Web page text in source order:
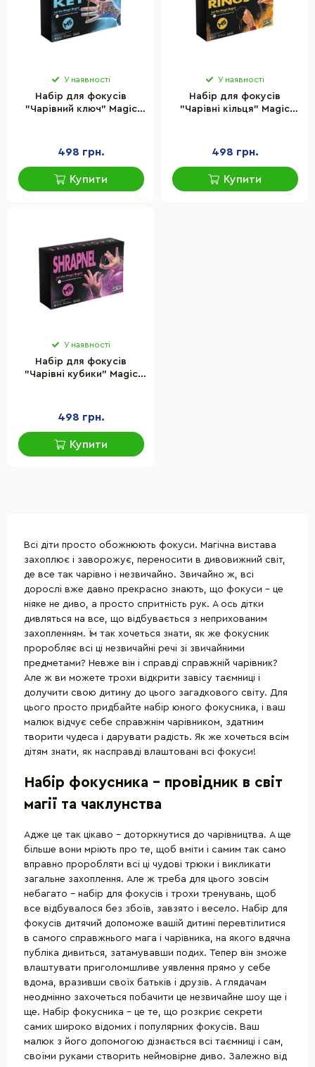
У наявності
Набір для фокусів
"Чарівний ключ" Magic
498 грн.
Купити
У наявності
Набір для фокусів
"Чарівні кільця" Magic
498 грн.
Купити
У наявності
Набір для фокусів
"Чарівні кубики" Magic
498 грн.
Купити
Всі діти просто обожнюють фокуси. Магічна вистава
захоплює і заворожує, переносити в дивовижний світ,
де все так чарівно і незвичайно. Звичайно ж, всі
дорослі вже давно прекрасно знають, що фокуси - це
ніяке не диво, а просто спритність рук. А ось дітки
дивляться на все, що відбувається з неприхованим
захопленням. Їм так хочеться знати, як же фокусник
проробляє всі ці незвичайні речі зі звичайними
предметами? Невже він і справді справжній чарівник?
Але ж ви можете трохи відкрити завісу таємниці і
долучити свою дитину до цього загадкового світу. Для
цього просто придбайте набір юного фокусника, і ваш
малюк відчує себе справжнім чарівником, здатним
творити чудеса і дарувати радість. Як же хочеться всім
дітям знати, як насправді влаштовані всі фокуси!
Набір фокусника - провідник в світ
магії та чаклунства
Адже це так цікаво - доторкнутися до чарівництва. А ще
більше вони мріють про те, щоб вміти і самим так само
вправно проробляти всі ці чудові трюки і викликати
загальне захоплення. Але ж треба для цього зовсім
небагато - набір для фокусів і трохи тренувань, щоб
все відбувалося без збоїв, завзято і весело. Набір для
фокусів дитячий допоможе вашій дитині перевтілитися
в самого справжнього мага і чарівника, на якого вдячна
публіка дивиться, затамувавши подих. Тепер він зможе
влаштувати приголомшливе уявлення прямо у себе
вдома, вразивши своїх батьків і друзів. А глядачам
неодмінно захочеться побачити це незвичайне шоу ще і
ще. Набір фокусника - це те, що розкриє секрети
самих широко відомих і популярних фокусів. Ваш
малюк з його допомогою дізнається всі таємниці і сам,
своїми руками створить неймовірне диво. Залежно від